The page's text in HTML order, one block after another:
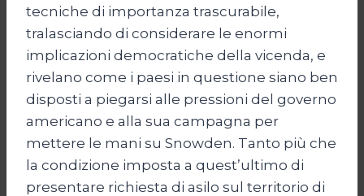
tecniche di importanza trascurabile,
tralasciando di considerare le enormi
implicazioni democratiche della vicenda, e
rivelano come i paesi in questione siano ben
disposti a piegarsi alle pressioni del governo
americano e alla sua campagna per
mettere le mani su Snowden. Tanto più che
la condizione imposta a quest’ultimo di
presentare richiesta di asilo sul territorio di